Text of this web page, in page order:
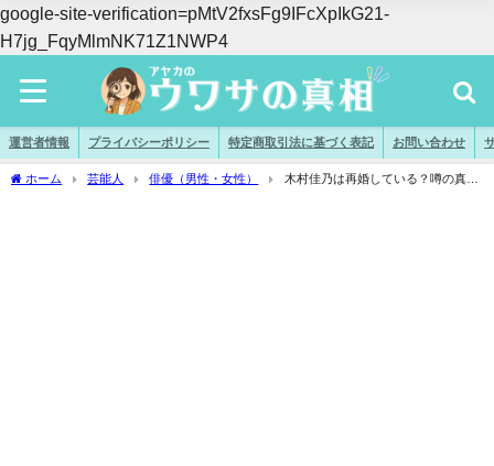
google-site-verification=pMtV2fxsFg9IFcXpIkG21-
H7jg_FqyMlmNK71Z1NWP4
運営者情報 プライバシーポリシー 特定商取引法に基づく表記 お問い合わせ
ホーム 芸能人 俳優（男性・女性）
木村佳乃は再婚している？噂の真相